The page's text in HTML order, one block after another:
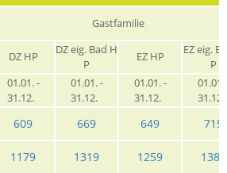
Gastfamilie
DZ HP
DZ eig. Bad H
P
EZ HP
EZ eig.
P
01.01. -
31.12.
01.01. -
31.12.
01.01. -
31.12.
01.01.
609 669 649 715
1179 1319 1259 1389